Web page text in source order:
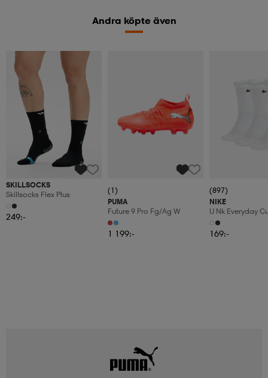
Andra köpte även
SKILLSOCKS
Skillsocks Flex Plus
249:-
(1)
PUMA
Future 9 Pro Fg/ag W
1 199:-
(897)
NIKE
U Nk Everyday
3pr
169:-